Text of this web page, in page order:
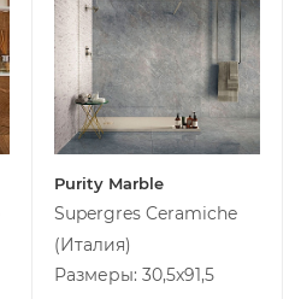
Purity Marble
Supergres Ceramiche
(Италия)
Размеры: 30,5x91,5